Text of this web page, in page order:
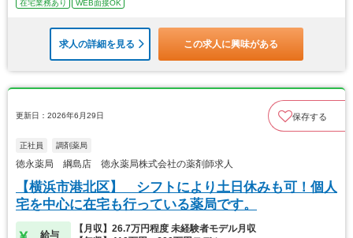
在宅業務あり
WEB面接OK
求人の詳細を見る この求人に興味がある
更新日：2026年6月29日 保存する
正社員 調剤薬局
徳永薬局 綱島店 徳永薬局株式会社の薬剤師求人
【横浜市港北区】 シフトにより土日休みも可！個人
宅を中心に在宅も行っている薬局です。
給与
【月収】26.7万円程度 未経験者モデル月収